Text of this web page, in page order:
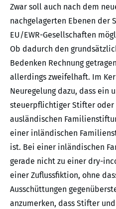
Zwar soll auch nach dem
nachgelagerten Ebenen der
EU/EWR-Gesellschaften
Ob dadurch den
Bedenken Rechnung
allerdings zweifelhaft. Im
Neuregelung dazu, dass ein
steuerpflichtiger Stifter oder
ausländischen
einer inländischen
ist. Bei einer inländischen
gerade nicht zu einer dry-
einer Zuflussfiktion, ohne
Ausschüttungen
anzumerken, dass Stifter